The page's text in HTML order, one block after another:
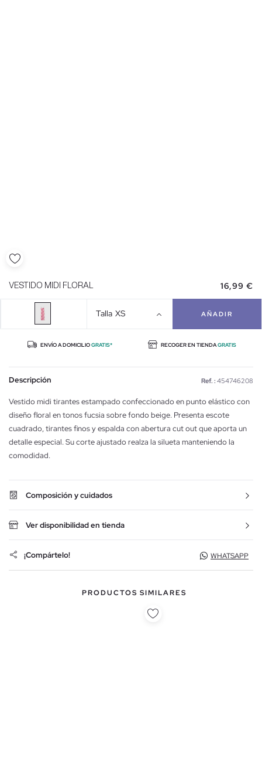
VESTIDO MIDI FLORAL 16,99 €
Talla XS AÑADIR
ENVÍO A DOMICILIOGRATIS* RECOGER EN TIENDAGRATIS
Descripción Ref. : 454746208
Vestido midi tirantes estampado confeccionado en punto elástico con
diseño floral en tonos fucsia sobre fondo beige. Presenta escote
cuadrado, tirantes finos y espalda con abertura cut out que aporta un
detalle especial. Su corte ajustado realza la silueta manteniendo la
comodidad.
Composición y cuidados
Ver disponibilidad en tienda
¡Compártelo! WHATSAPP
PRODUCTOS SIMILARES